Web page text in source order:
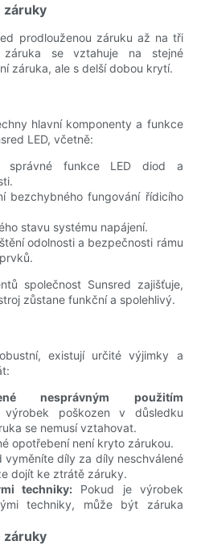
záruky
prodlouženou záruku až na tři
záruka se vztahuje na stejné
záruka, ale s delší dobou krytí.
hlavní komponenty a funkce
LED, včetně:
správné funkce LED diod a
bezchybného fungování řídicího
stavu systému napájení.
odolnosti a bezpečnosti rámu
společnost Sunsred zajišťuje,
zůstane funkční a spolehlivý.
existují určité výjimky a
nesprávným použitím
poškozen v důsledku
se nemusí vztahovat.
opotřebení není kryto zárukou.
vyměníte díly za díly neschválené
dojít ke ztrátě záruky.
techniky: Pokud je výrobek
techniky, může být záruka
záruky